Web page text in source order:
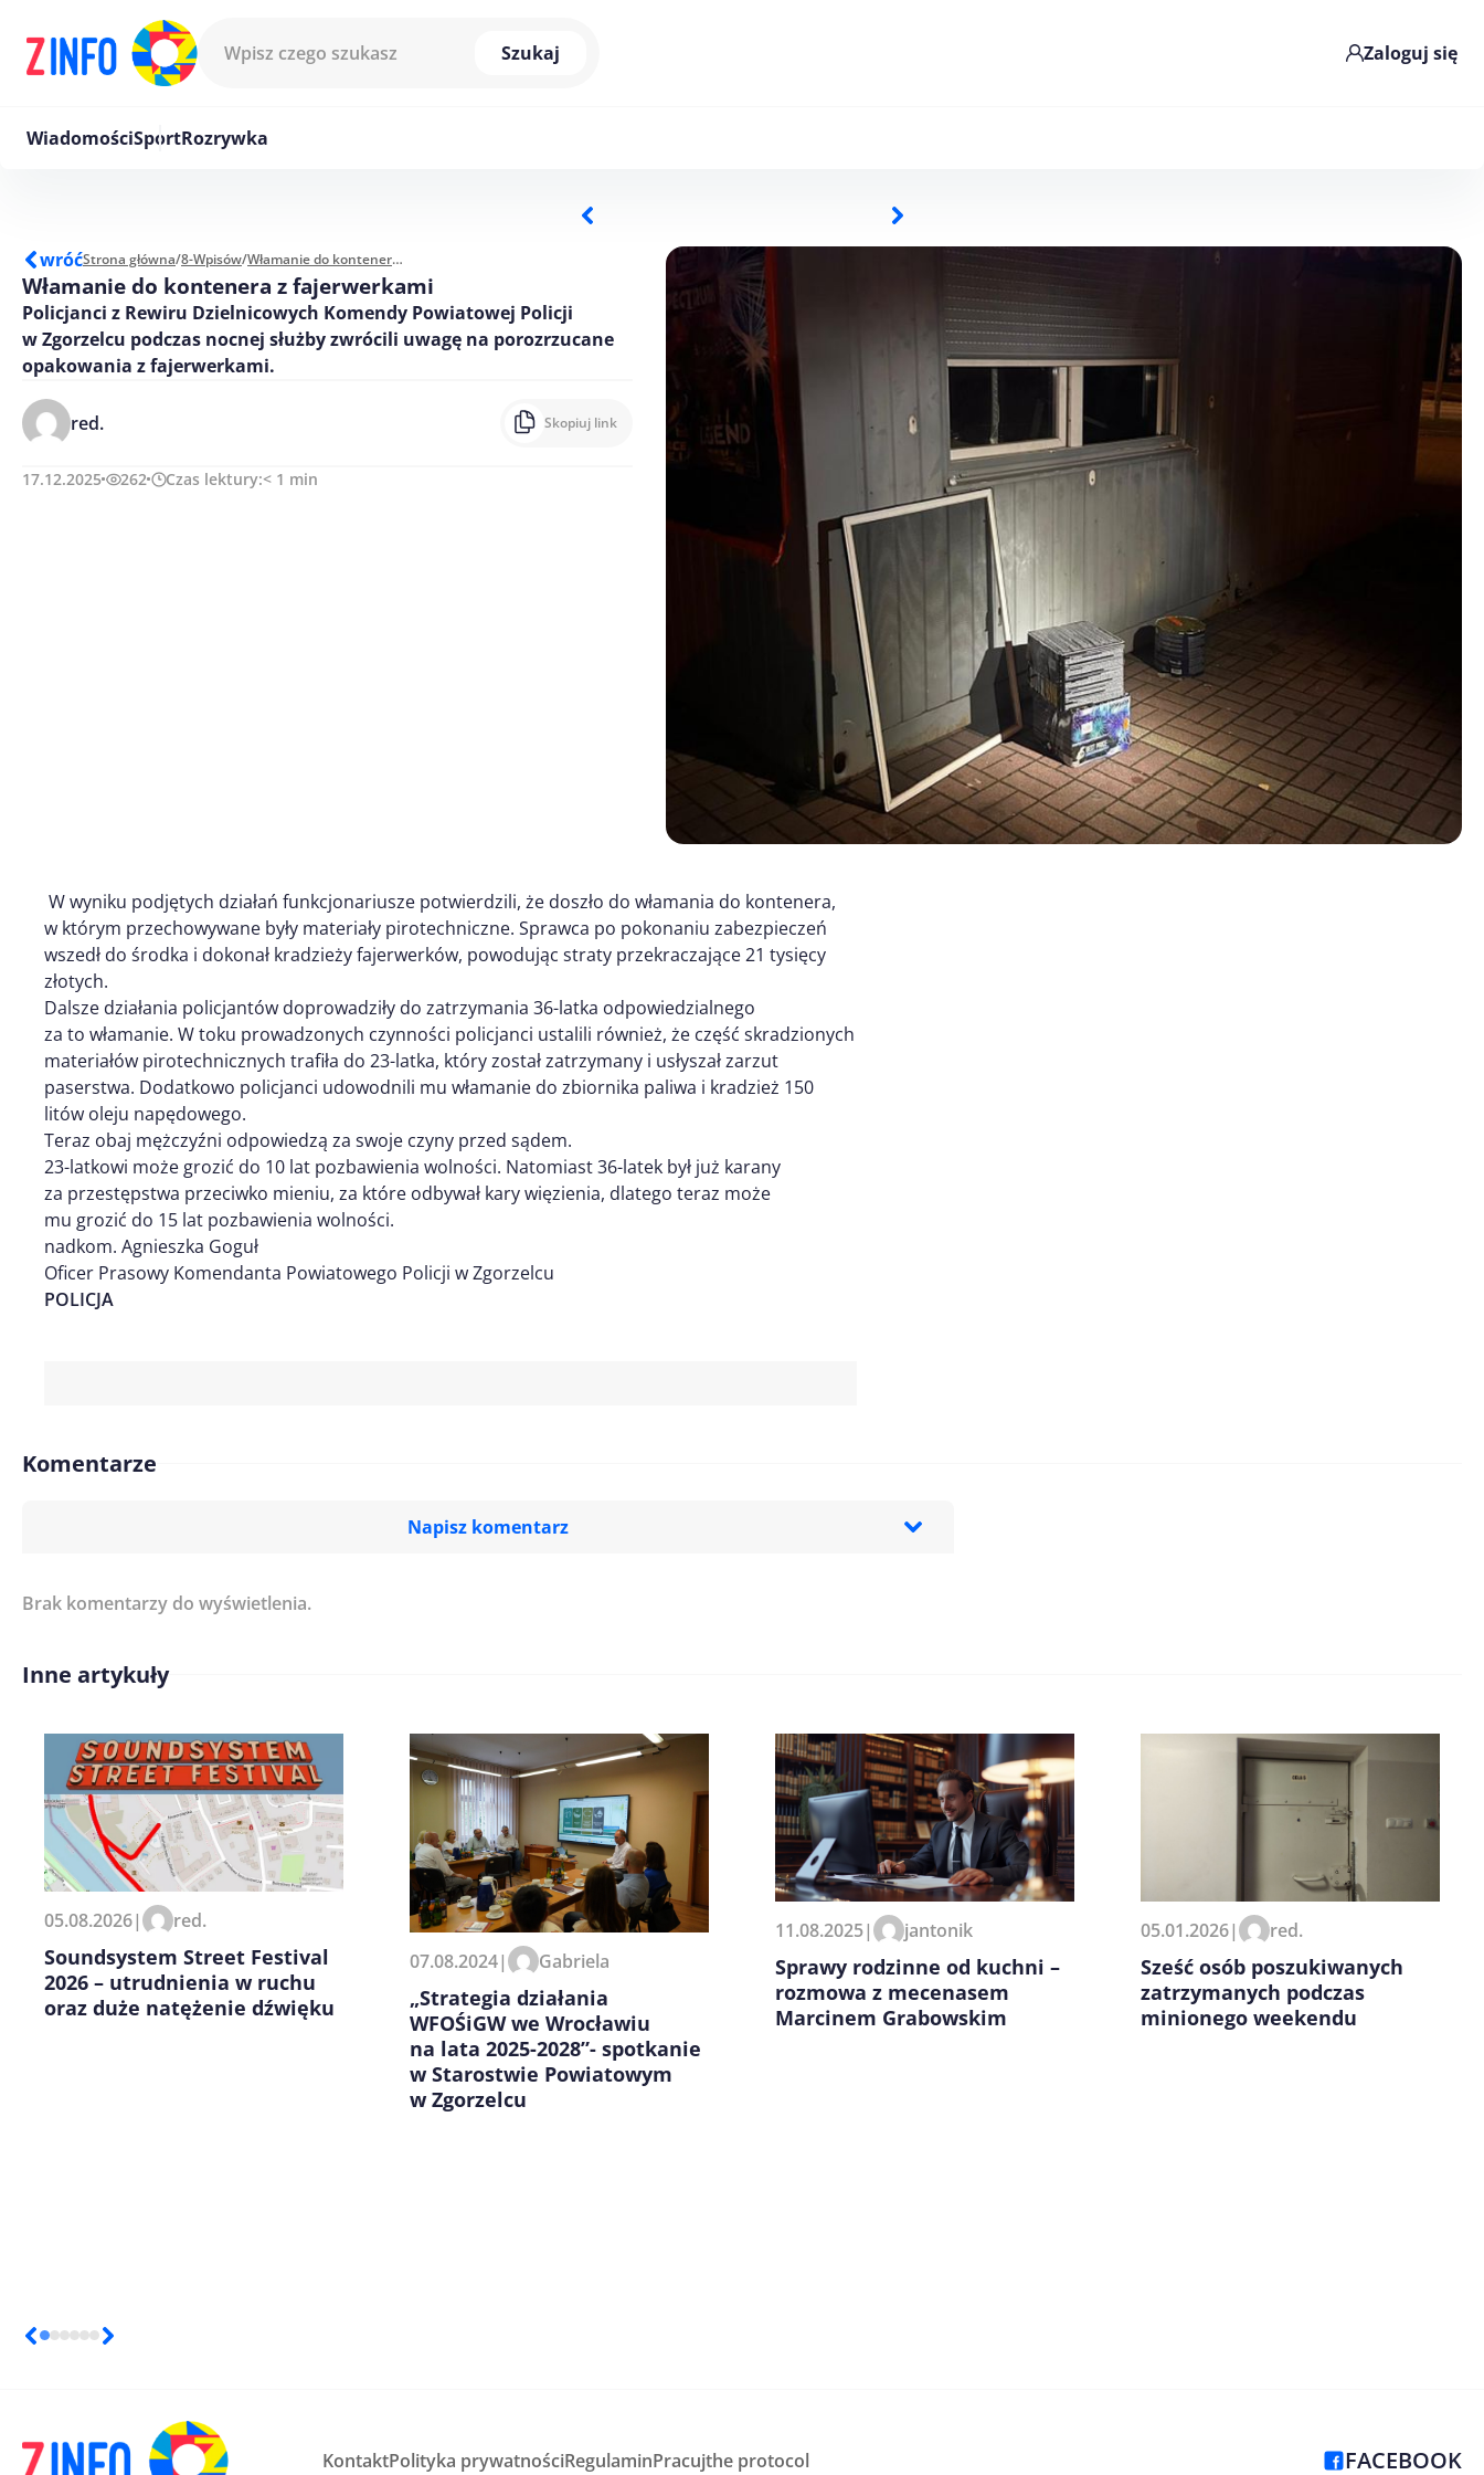
Szukaj
Zaloguj się
WiadomościSportRozrywka
wróćStrona główna/8-Wpisów/ Włamanie do kontenera z fajerwerkami
Włamanie do kontenera z fajerwerkami
Policjanci z Rewiru Dzielnicowych Komendy Powiatowej Policji
w Zgorzelcu podczas nocnej służby zwrócili uwagę na porozrzucane
opakowania z fajerwerkami.
red. Skopiuj link
17.12.2025 262 Czas lektury:< 1 min
W wyniku podjętych działań funkcjonariusze potwierdzili, że doszło do włamania do kontenera,
w którym przechowywane były materiały pirotechniczne. Sprawca po pokonaniu zabezpieczeń
wszedł do środka i dokonał kradzieży fajerwerków, powodując straty przekraczające 21 tysięcy
złotych.
Dalsze działania policjantów doprowadziły do zatrzymania 36-latka odpowiedzialnego
za to włamanie. W toku prowadzonych czynności policjanci ustalili również, że część skradzionych
materiałów pirotechnicznych trafiła do 23-latka, który został zatrzymany i usłyszał zarzut
paserstwa. Dodatkowo policjanci udowodnili mu włamanie do zbiornika paliwa i kradzież 150
litów oleju napędowego.
Teraz obaj mężczyźni odpowiedzą za swoje czyny przed sądem.
23-latkowi może grozić do 10 lat pozbawienia wolności. Natomiast 36-latek był już karany
za przestępstwa przeciwko mieniu, za które odbywał kary więzienia, dlatego teraz może
mu grozić do 15 lat pozbawienia wolności.
nadkom. Agnieszka Goguł
Oficer Prasowy Komendanta Powiatowego Policji w Zgorzelcu
POLICJA
Komentarze
Napisz komentarz
Imię/ Nick*
Zapamiętaj moje dane w tej przeglądarce podczas pisania
kolejnych komentarzy.
Brak komentarzy do wyświetlenia.
Inne artykuły
05.08.2026| red.
Soundsystem Street Festival
2026 – utrudnienia w ruchu
oraz duże natężenie dźwięku
07.08.2024| Gabriela
„Strategia działania
WFOŚiGW we Wrocławiu
na lata 2025-2028”- spotkanie
w Starostwie Powiatowym
w Zgorzelcu
11.08.2025| jantonik
Sprawy rodzinne od kuchni –
rozmowa z mecenasem
Marcinem Grabowskim
05.01.2026| red.
Sześć osób poszukiwanych
zatrzymanych podczas
minionego weekendu
KontaktPolityka prywatnościRegulaminPracujthe protocol FACEBOOK